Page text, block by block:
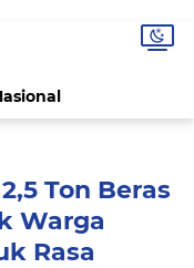
Ton Beras
Warga
Rasa